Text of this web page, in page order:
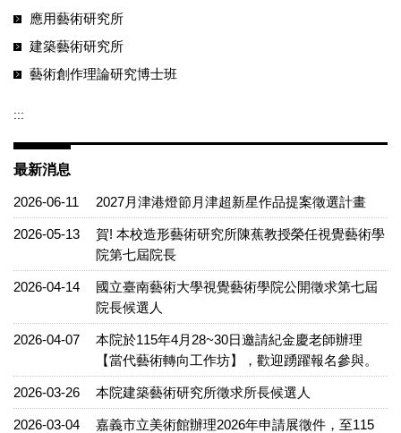
應用藝術研究所
建築藝術研究所
藝術創作理論研究博士班
:::
最新消息
2026-06-11 2027月津港燈節月津超新星作品提案徵選計畫
2026-05-13
賀! 本校造形藝術研究所陳蕉教授榮任視覺藝術學
院第七屆院長
2026-04-14
國立臺南藝術大學視覺藝術學院公開徵求第七屆
院長候選人
2026-04-07
本院於115年4月28~30日邀請紀金慶老師辦理
【當代藝術轉向工作坊】，歡迎踴躍報名參與。
2026-03-26 本院建築藝術研究所徵求所長候選人
2026-03-04
嘉義市立美術館辦理2026年申請展徵件，至115